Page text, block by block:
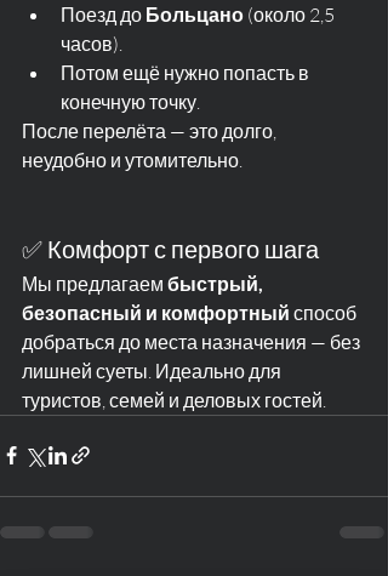
Поезд до Больцано (около 2,5
часов).
Потом ещё нужно попасть в
конечную точку.
После перелёта — это долго,
неудобно и утомительно.
✅ Комфорт с первого шага
Мы предлагаем быстрый,
безопасный и комфортный способ
добраться до места назначения — без
лишней суеты. Идеально для
туристов, семей и деловых гостей.